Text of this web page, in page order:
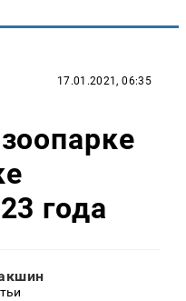
17.01.2021, 06:35
года